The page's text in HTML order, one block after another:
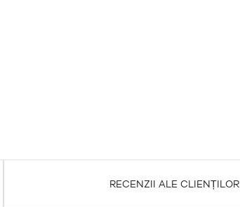
RECENZII ALE CLIENȚILOR